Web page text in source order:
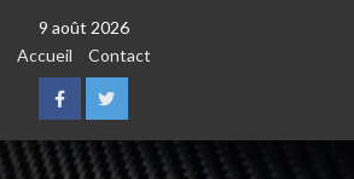
9 août 2026
Accueil
Contact
FacebookTwitter